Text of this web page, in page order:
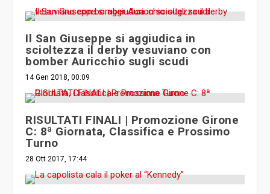
Il San Giuseppe si aggiudica in
scioltezza il derby vesuviano con
bomber Auricchio sugli scudi
14 Gen 2018, 00:09
RISULTATI FINALI | Promozione Girone
C: 8ª Giornata, Classifica e Prossimo
Turno
28 Ott 2017, 17:44